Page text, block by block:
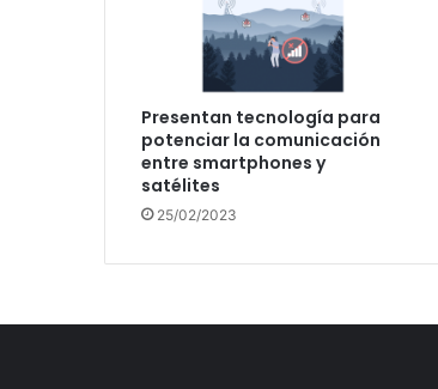
Presentan tecnología para
potenciar la comunicación
entre smartphones y
satélites
25/02/2023